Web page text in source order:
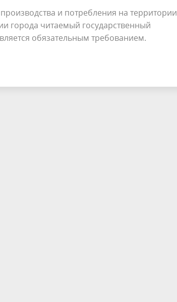
и потребления на территории
города читаемый государственный
обязательным требованием.